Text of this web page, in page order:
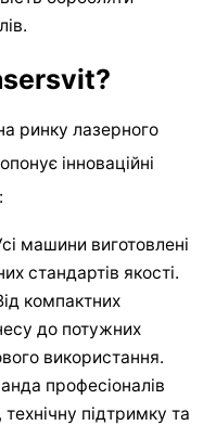
ринку лазерного
інноваційні
машини виготовлені
стандартів якості.
компактних
до потужних
використання.
професіоналів
технічну підтримку та